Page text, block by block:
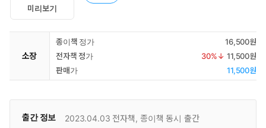
미리보기
소장
종이책 정가
16,500원
전자책 정가
30%↓ 11,500원
판매가
11,500원
출간 정보 2023.04.03 전자책, 종이책 동시 출간